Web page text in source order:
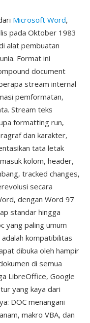
Microsoft Word,
pada Oktober 1983
alat pembuatan
Format ini
document
stream internal
pemformatan,
Stream teks
formatting run,
dan karakter,
tata letak
kolom, header,
tracked changes,
secara
dengan Word 97
standar hingga
yang paling umum
kompatibilitas
dibuka oleh hampir
di semua
LibreOffice, Google
yang kaya dari
DOC menangani
makro VBA, dan